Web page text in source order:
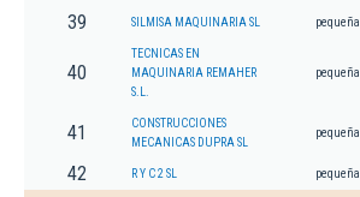
39 SILMISA MAQUINARIA SL pequeña
40
TECNICAS EN
MAQUINARIA REMAHER
S.L.
pequeña
41
CONSTRUCCIONES
MECANICAS DUPRA SL
pequeña
42 R Y C 2 SL pequeña